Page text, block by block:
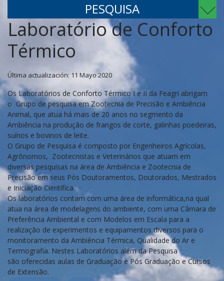
PESQUISA
Laboratório de Conforto
Térmico
Última actualización: 11 Mayo 2020
Os Laboratórios de Conforto Térmico I e II da Feagri abrigam
o Grupo de pesquisa em Zootecnia de Precisão e Ambiência
Animal, que atua há mais de 20 anos no segmento da
Ambiência na produção de frangos de corte, galinhas poedeiras,
suínos e bovinos de leite.
O Grupo de Pesquisa é composto por Engenheiros Agrícolas,
Agrônomos, Zootecnistas e Veterinários que atuam em
diversas pesquisas na área de Ambiência e Zootecnia de
Precisão em seus Pós Doutoramentos, Doutorados, Mestrados
e Iniciação Científica.
Os laboratórios contam com uma área de informática,na qual
atua na área de modelagens do ambiente, com uma Câmara de
Preferência Ambiental e com Modelos em Escala para a
realização de experimentos e equipamentos diversos para o
monitoramento da Ambiência Térmica, Qualidade do Ar e
Termografia. Nestes Laboratórios além da Pesquisa
são oferecidas aulas de Graduação e Pós Graduação e Cursos
de Extensão.